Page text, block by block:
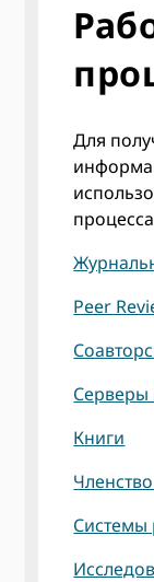
Для
Peer
Серверы
Книги
Системы